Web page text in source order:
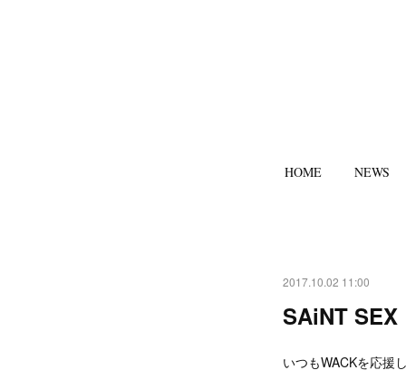
HOME NEWS
2017.10.02 11:00
SAiNT SEX
いつもWACKを応援